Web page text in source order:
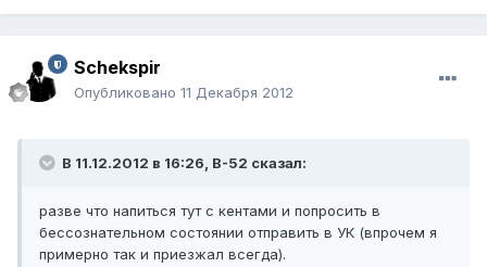
Schekspir
Опубликовано 11 Декабря 2012
В 11.12.2012 в 16:26, B-52 сказал:
разве что напиться тут с кентами и попросить в
бессознательном состоянии отправить в УК (впрочем я
примерно так и приезжал всегда).